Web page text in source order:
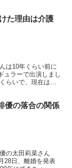
た理由は介護
は10年くらい前に
ュラーで出演しまし
らいで、現在は何
優の落合の関係
の太田莉菜さん
28日、離婚を発表